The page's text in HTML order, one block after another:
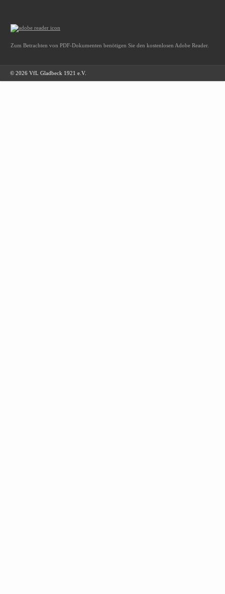
Zum Betrachten von PDF-Dokumenten benötigen Sie den kostenlosen Adobe Reader.
© 2026 VfL Gladbeck 1921 e.V.